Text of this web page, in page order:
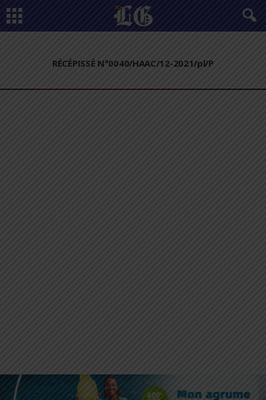
RÉCÉPISSÉ N°0040/HAAC/12-2021/pl/P